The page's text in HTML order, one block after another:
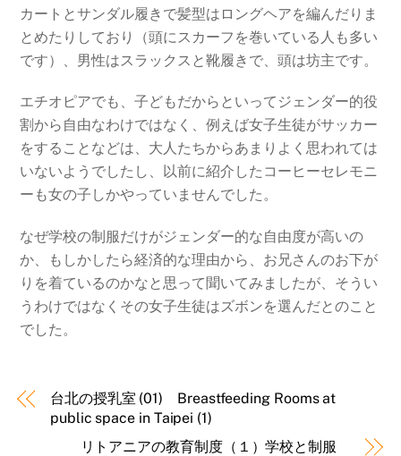
カートとサンダル履きで髪型はロングヘアを編んだりま
とめたりしており（頭にスカーフを巻いている人も多い
です）、男性はスラックスと靴履きで、頭は坊主です。
エチオピアでも、子どもだからといってジェンダー的役
割から自由なわけではなく、例えば女子生徒がサッカー
をすることなどは、大人たちからあまりよく思われては
いないようでしたし、以前に紹介したコーヒーセレモニ
ーも女の子しかやっていませんでした。
なぜ学校の制服だけがジェンダー的な自由度が高いの
か、もしかしたら経済的な理由から、お兄さんのお下が
りを着ているのかなと思って聞いてみましたが、そうい
うわけではなくその女子生徒はズボンを選んだとのこと
でした。
台北の授乳室 (01) Breastfeeding Rooms at
public space in Taipei (1)
リトアニアの教育制度（１）学校と制服